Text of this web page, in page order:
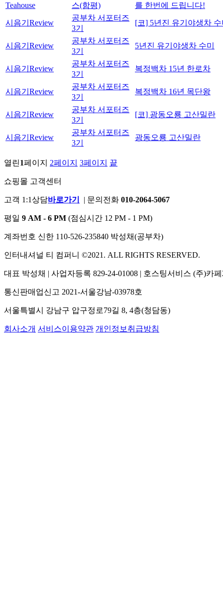
Teahouse
스(함평)
를 한번에 드립니다!
시음기Review
공부차 서포터즈
3기
[코] 5년진 유기야생차 수
시음기Review
공부차 서포터즈
3기
5년진 유기야생차 수미
시음기Review
공부차 서포터즈
3기
복정백차 15년 한로차
시음기Review
공부차 서포터즈
3기
복정백차 16년 목단왕
시음기Review
공부차 서포터즈
3기
[코] 광동오룡 고산밀란
시음기Review
공부차 서포터즈
3기
광동오룡 고산밀란
열린1페이지 2페이지 3페이지 끝
쇼핑몰 고객센터
고객 1:1상담바로가기 | 문의전화 010-2064-5067
평일 9 AM - 6 PM (점심시간 12 PM - 1 PM)
계좌번호 신한 110-526-235840 박성채(공부차)
인터내셔널 티 컴퍼니 ©2021. ALL RIGHTS RESERVED.
대표 박성채 | 사업자등록 829-24-01008 | 호스팅서비스 (주)카페
통신판매업신고 2021-서울강남-03978호
서울특별시 강남구 압구정로79길 8, 4층(청담동)
회사소개 서비스이용약관 개인정보취급방침